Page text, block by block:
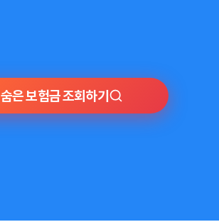
숨은 보험금 조회하기